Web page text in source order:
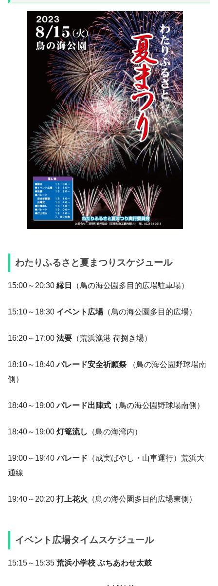
わたりふるさと夏まつりスケジュール
15:00～20:30 縁日 （鳥の海公園多目的広場駐車場）
15:10～18:30 イベント広場（鳥の海公園多目的広場）
16:20～17:00 法要 （荒浜漁港 荷捌き場）
18:10～18:40パレード安全祈願祭 （鳥の海公園野球場南
側）
18:40～19:00パレード出陣式 （鳥の海公園野球場南側）
18:40～19:00 灯篭流し （鳥の海湾内）
19:00～19:40パレード （成実ばやし・山車運行）荒浜大
通線
19:40～20:20 打上花火 （鳥の海公園多目的広場東側）
イベント広場タイムスケジュール
15:15～15:35 荒浜小学校 ぶちあわせ太鼓